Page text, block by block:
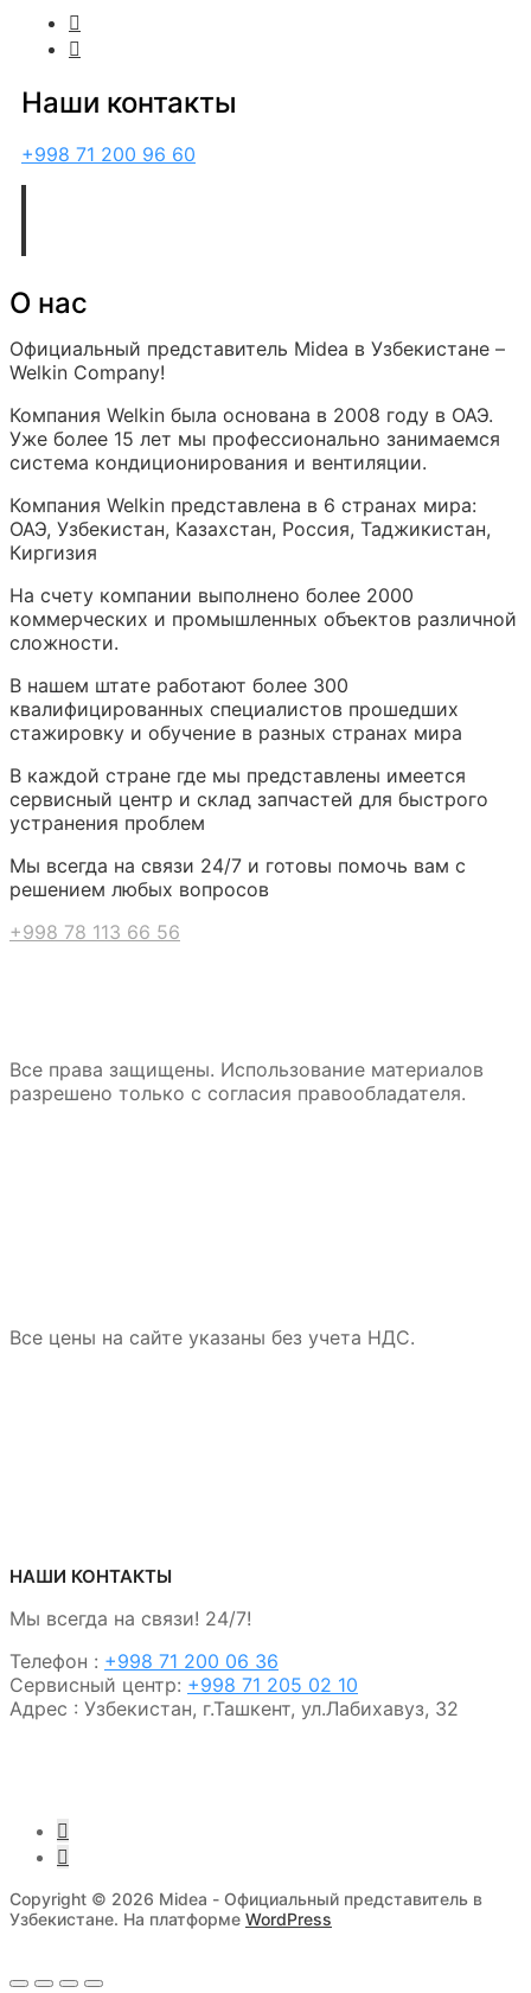
Наши контакты
+998 71 200 96 60
О нас
Официальный представитель Midea в Узбекистане –
Welkin Company!
Компания Welkin была основана в 2008 году в ОАЭ.
Уже более 15 лет мы профессионально занимаемся
система кондиционирования и вентиляции.
Компания Welkin представлена в 6 странах мира:
ОАЭ, Узбекистан, Казахстан, Россия, Таджикистан,
Киргизия
На счету компании выполнено более 2000
коммерческих и промышленных объектов различной
сложности.
В нашем штате работают более 300
квалифицированных специалистов прошедших
стажировку и обучение в разных странах мира
В каждой стране где мы представлены имеется
сервисный центр и склад запчастей для быстрого
устранения проблем
Мы всегда на связи 24/7 и готовы помочь вам с
решением любых вопросов
+998 78 113 66 56
Все права защищены. Использование материалов
разрешено только с согласия правообладателя.
Все цены на сайте указаны без учета НДС.
НАШИ КОНТАКТЫ
Мы всегда на связи! 24/7!
Телефон : +998 71 200 06 36
Сервисный центр: +998 71 205 02 10
Адрес : Узбекистан, г.Ташкент, ул.Лабихавуз, 32
Copyright © 2026 Midea - Официальный представитель в
Узбекистане. На платформе WordPress